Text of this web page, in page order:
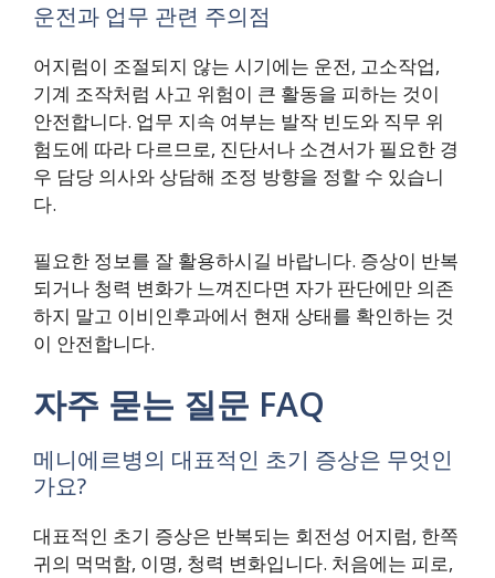
운전과 업무 관련 주의점
어지럼이 조절되지 않는 시기에는 운전, 고소작업,
기계 조작처럼 사고 위험이 큰 활동을 피하는 것이
안전합니다. 업무 지속 여부는 발작 빈도와 직무 위
험도에 따라 다르므로, 진단서나 소견서가 필요한 경
우 담당 의사와 상담해 조정 방향을 정할 수 있습니
다.
필요한 정보를 잘 활용하시길 바랍니다. 증상이 반복
되거나 청력 변화가 느껴진다면 자가 판단에만 의존
하지 말고 이비인후과에서 현재 상태를 확인하는 것
이 안전합니다.
자주 묻는 질문 FAQ
메니에르병의 대표적인 초기 증상은 무엇인
가요?
대표적인 초기 증상은 반복되는 회전성 어지럼, 한쪽
귀의 먹먹함, 이명, 청력 변화입니다. 처음에는 피로,